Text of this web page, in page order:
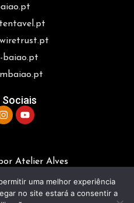
baiao.pt
Sociais
Atelier Alves
uma melhor experiência
no site estará a consentir a